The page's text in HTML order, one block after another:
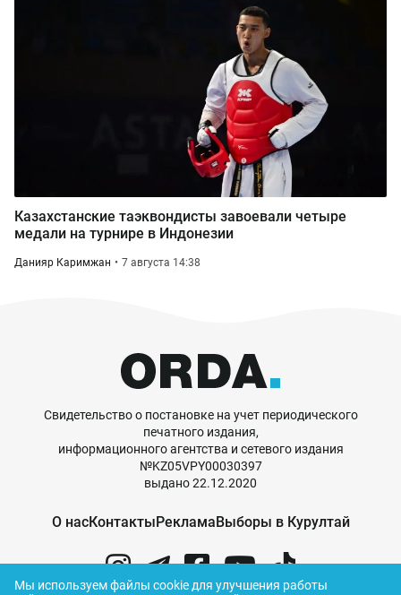
Казахстанские таэквондисты завоевали четыре
медали на турнире в Индонезии
Данияр Каримжан 7 августа 14:38
Свидетельство о постановке на учет периодического
печатного издания,
информационного агентства и сетевого издания
№KZ05VPY00030397
выдано 22.12.2020
О насКонтактыРекламаВыборы в Курултай
Мы используем файлы cookie для улучшения работы